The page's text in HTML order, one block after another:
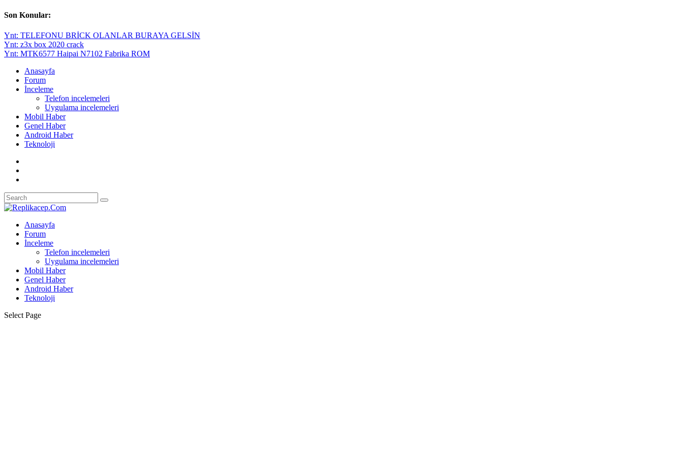
Son Konular:
Ynt: TELEFONU BRİCK OLANLAR BURAYA GELSİN
Ynt: z3x box 2020 crack
Ynt: MTK6577 Haipai N7102 Fabrika ROM
Anasayfa
Forum
İnceleme
Telefon incelemeleri
Uygulama incelemeleri
Mobil Haber
Genel Haber
Android Haber
Teknoloji
Anasayfa
Forum
İnceleme
Telefon incelemeleri
Uygulama incelemeleri
Mobil Haber
Genel Haber
Android Haber
Teknoloji
Select Page